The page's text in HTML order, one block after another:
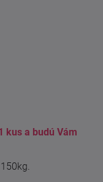
kus a budú Vám